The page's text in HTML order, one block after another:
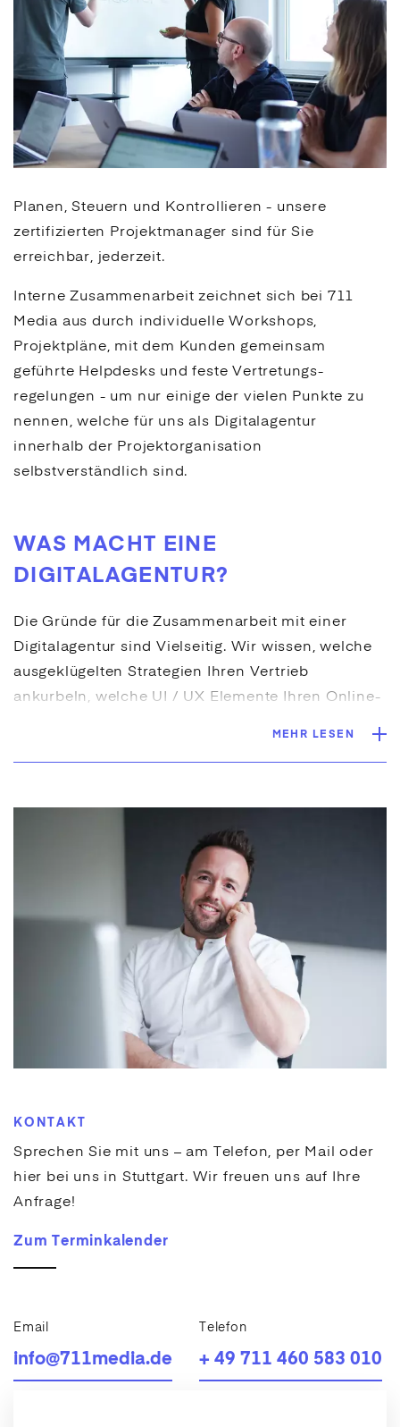
Planen, Steuern und Kontrollieren - unsere
zertifizierten Projektmanager sind für Sie
erreichbar, jederzeit.
Interne Zusammenarbeit zeichnet sich bei 711
Media aus durch individuelle Workshops,
Projektpläne, mit dem Kunden gemeinsam
geführte Helpdesks und feste Vertretungs­
regelungen - um nur einige der vielen Punkte zu
nennen, welche für uns als Digitalagentur
innerhalb der Projektorganisation
selbstverständlich sind.
WAS MACHT EINE
DIGITALAGENTUR?
Die Gründe für die Zusammenarbeit mit einer
Digitalagentur sind Vielseitig. Wir wissen, welche
ausgeklügelten Strategien Ihren Vertrieb
ankurbeln, welche UI / UX Elemente Ihren Online-
-Plattformen und noch
viel mehr entwickeln. Mit unserer jahrelangen
Erfahrung als B2B-Digitalagentur und unserem
großen Portfolio an vielfältigen B2B-Kunden, ist
unser Anspruch dabei stets, Sie zielführend zu
beraten und zusammen mit Ihnen die optimale
Lösung zu finden.
Digitaler Auftritt:Zeigen Sie sich von Ihrer
oder Website Relaunch erstrahlt Ihre Website
im neuem Glanz. Darüber hinaus helfen wir
Kundeninteraktion optimiert und machen Sie
mit KI-Integration nachhaltig fit für die Zukunft.
Content Marketing und geübt in der Marketing
Automation. Wir bringen Ihre Unternehmens­
strategie ins digitale Umfeld, optimieren und
MEHR LESEN
KONTAKT
Sprechen Sie mit uns – am Telefon, per Mail oder
hier bei uns in Stuttgart. Wir freuen uns auf Ihre
Anfrage!
Zum Terminkalender
Email
info@711media.de
Telefon
+ 49 711 460 583 010